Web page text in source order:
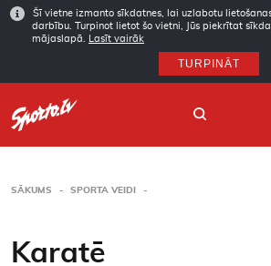
Šī vietne izmanto sīkdatnes, lai uzlabotu
darbību. Turpinot lietot šo vietni, Jūs piekrītat
mājaslapā.
Lasīt vairāk
TURPINĀT
SĀKUMS SPORTA VEIDI
Karatē